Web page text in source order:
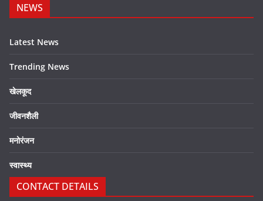
NEWS
Latest News
Trending News
खेलकूद
जीवनशैली
मनोरंजन
स्वास्थ्य
CONTACT DETAILS